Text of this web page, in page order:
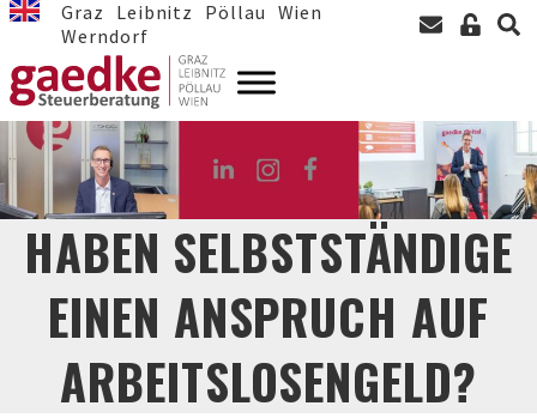
Graz Leibnitz Pöllau Wien
Werndorf
HABEN SELBSTSTÄNDIGE
EINEN ANSPRUCH AUF
ARBEITSLOSENGELD?